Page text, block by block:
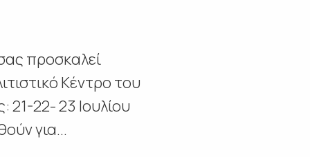
προσκαλεί
Κέντρο του
21-22- 23 Ιουλίου
για...